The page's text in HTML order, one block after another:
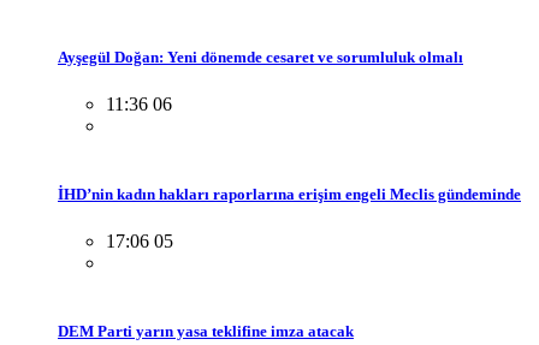
Ayşegül Doğan: Yeni dönemde cesaret ve sorumluluk olmalı
11:36 06
İHD’nin kadın hakları raporlarına erişim engeli Meclis gündeminde
17:06 05
DEM Parti yarın yasa teklifine imza atacak